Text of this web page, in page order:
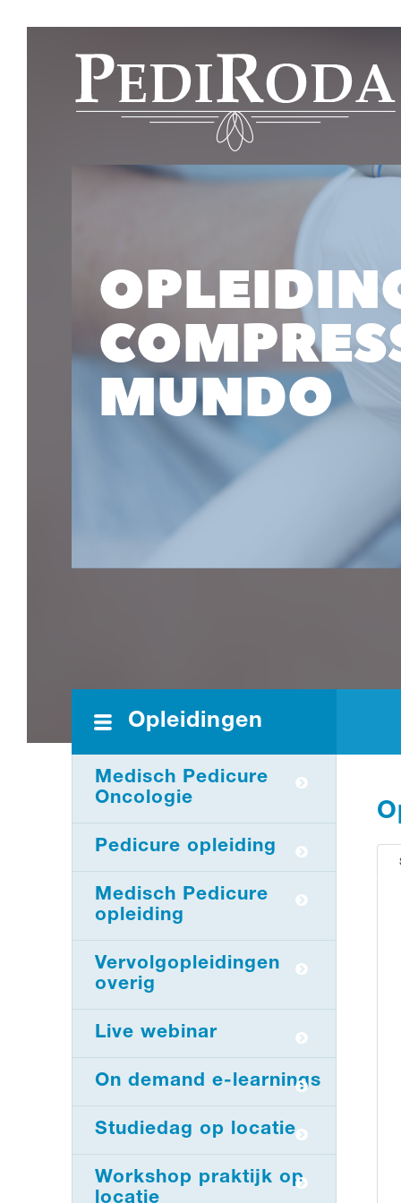
MUNDO
Opleidingen
Medisch Pedicure
Oncologie
Pedicure opleiding
Medisch Pedicure
opleiding
Vervolgopleidingen
overig
Live webinar
On demand e-learnings
Studiedag op locatie
Workshop praktijk op
locatie